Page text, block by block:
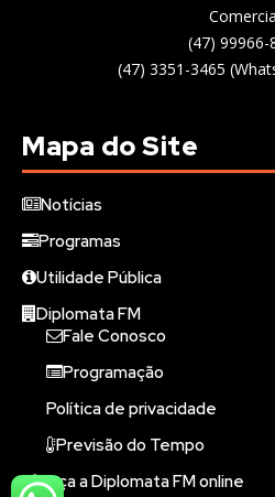
(47) 99966-
(47) 3351-3465
Mapa do Site
Notícias
Programas
Utilidade Pública
Diplomata FM
Fale Conosco
Programação
Política de privacidade
Previsão do Tempo
Ouça a Diplomata FM online